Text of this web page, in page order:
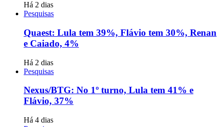
Há 2 dias
Pesquisas
Quaest: Lula tem 39%, Flávio tem 30%, Renan
e Caiado, 4%
Há 2 dias
Pesquisas
Nexus/BTG: No 1º turno, Lula tem 41% e
Flávio, 37%
Há 4 dias